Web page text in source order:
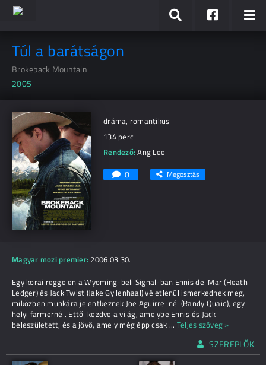
Túl a barátságon
Brokeback Mountain
2005
dráma, romantikus
134 perc
Rendező:Ang Lee
0 Megosztás
Magyar mozi premier: 2006.03.30.
Egy korai reggelen a Wyoming-beli Signal-ban Ennis del Mar (Heath
Ledger) és Jack Twist (Jake Gyllenhaal) véletlenül ismerkednek meg,
miközben munkára jelentkeznek Joe Aguirre-nél (Randy Quaid), egy
helyi farmernél. Ettől kezdve a világ, amelybe Ennis és Jack
beleszületett, és a jövő, amely még épp csak ... Teljes szöveg »
SZEREPLŐK